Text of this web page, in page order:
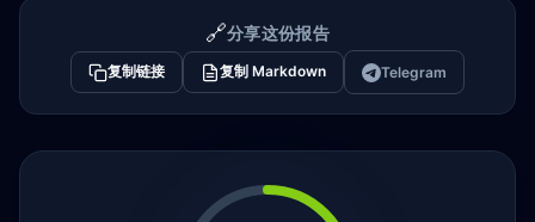
🔗分享这份报告
复制链接 复制 Markdown Telegram